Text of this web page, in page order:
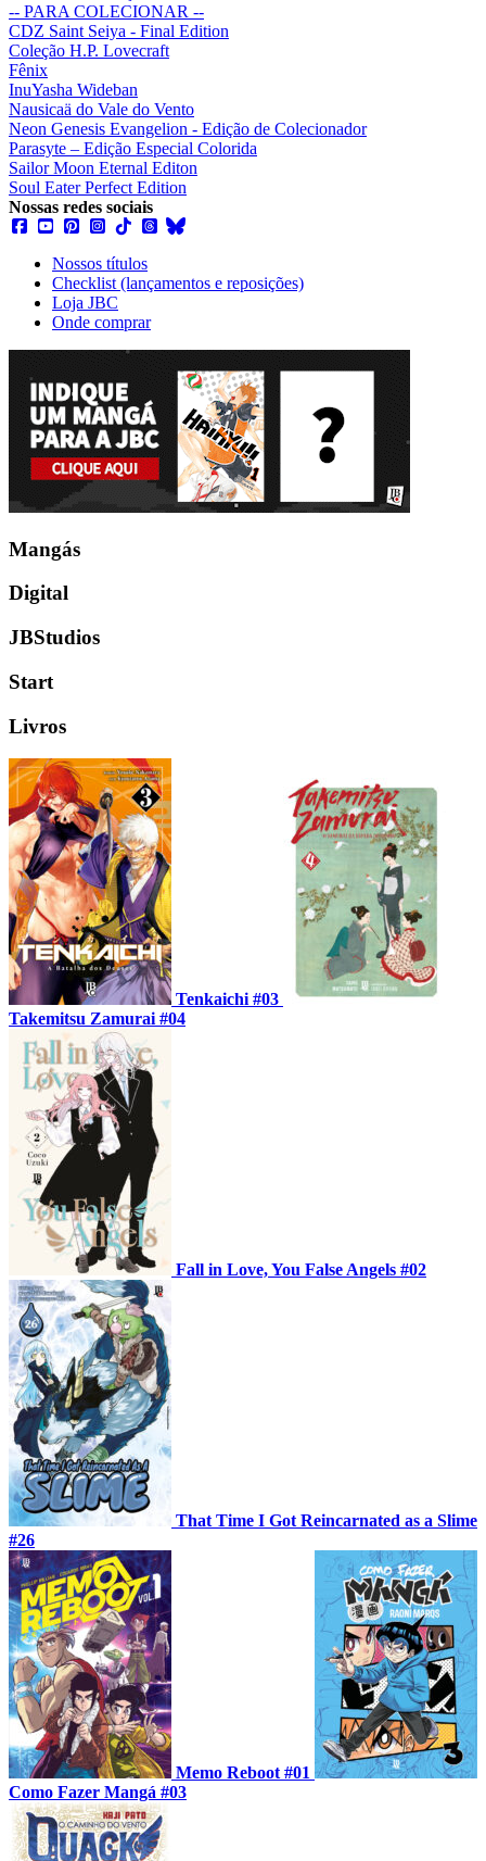
-- PARA COLECIONAR --
CDZ Saint Seiya - Final Edition
Coleção H.P. Lovecraft
Fênix
InuYasha Wideban
Nausicaä do Vale do Vento
Neon Genesis Evangelion - Edição de Colecionador
Parasyte – Edição Especial Colorida
Sailor Moon Eternal Editon
Soul Eater Perfect Edition
Nossas redes sociais
Nossos títulos
Checklist (lançamentos e reposições)
Loja JBC
Onde comprar
Mangás
Digital
JBStudios
Start
Livros
Tenkaichi #03
Takemitsu Zamurai #04
Fall in Love, You False Angels #02
That Time I Got Reincarnated as a Slime
#26
Memo Reboot #01
Como Fazer Mangá #03